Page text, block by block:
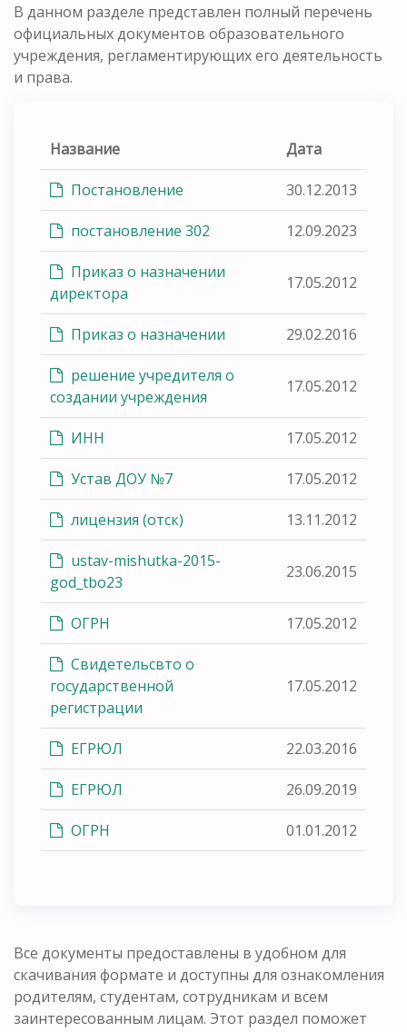
В данном разделе представлен полный перечень
официальных документов образовательного
учреждения, регламентирующих его деятельность
и права.
Название Дата
Постановление 30.12.2013
постановление 302 12.09.2023
Приказ о назначении
директора
17.05.2012
Приказ о назначении 29.02.2016
решение учредителя о
создании учреждения
17.05.2012
ИНН 17.05.2012
Устав ДОУ №7 17.05.2012
лицензия (отск) 13.11.2012
ustav-mishutka-2015-
god_tbo23
23.06.2015
ОГРН 17.05.2012
Свидетельсвто о
государственной
регистрации
17.05.2012
ЕГРЮЛ 22.03.2016
ЕГРЮЛ 26.09.2019
ОГРН 01.01.2012
Все документы предоставлены в удобном для
скачивания формате и доступны для ознакомления
родителям, студентам, сотрудникам и всем
заинтересованным лицам. Этот раздел поможет